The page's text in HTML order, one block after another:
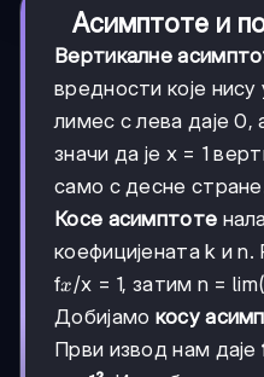
Асимптоте и
Вертикалне
вредности које
лимес с лева даје
значи да је x = 1
само с десне
Косе асимптоте
коефицијената k и
fx
x/x = 1, затим n =
Добијамо косу
Први извод нам даје